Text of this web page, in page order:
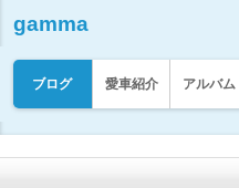
gamma
ブログ 愛車紹介 アルバム